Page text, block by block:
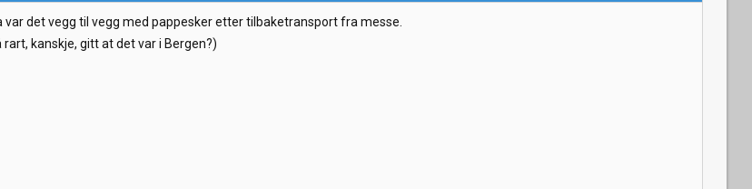
det vegg til vegg med pappesker etter tilbaketransport fra messe.
rart, kanskje, gitt at det var i Bergen?)